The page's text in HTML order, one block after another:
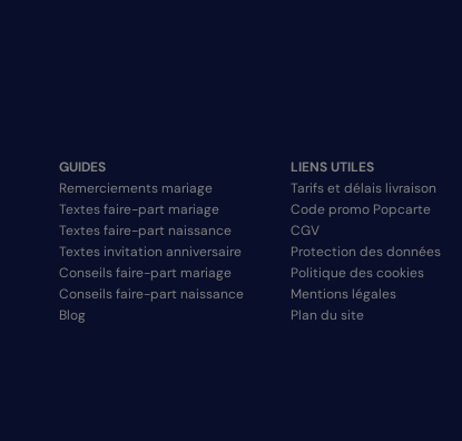
GUIDES
Remerciements mariage
Textes faire-part mariage
Textes faire-part naissance
Textes invitation anniversaire
Conseils faire-part mariage
Conseils faire-part naissance
Blog
LIENS UTILES
Tarifs et délais livraison
Code promo Popcarte
CGV
Protection des données
Politique des cookies
Mentions légales
Plan du site